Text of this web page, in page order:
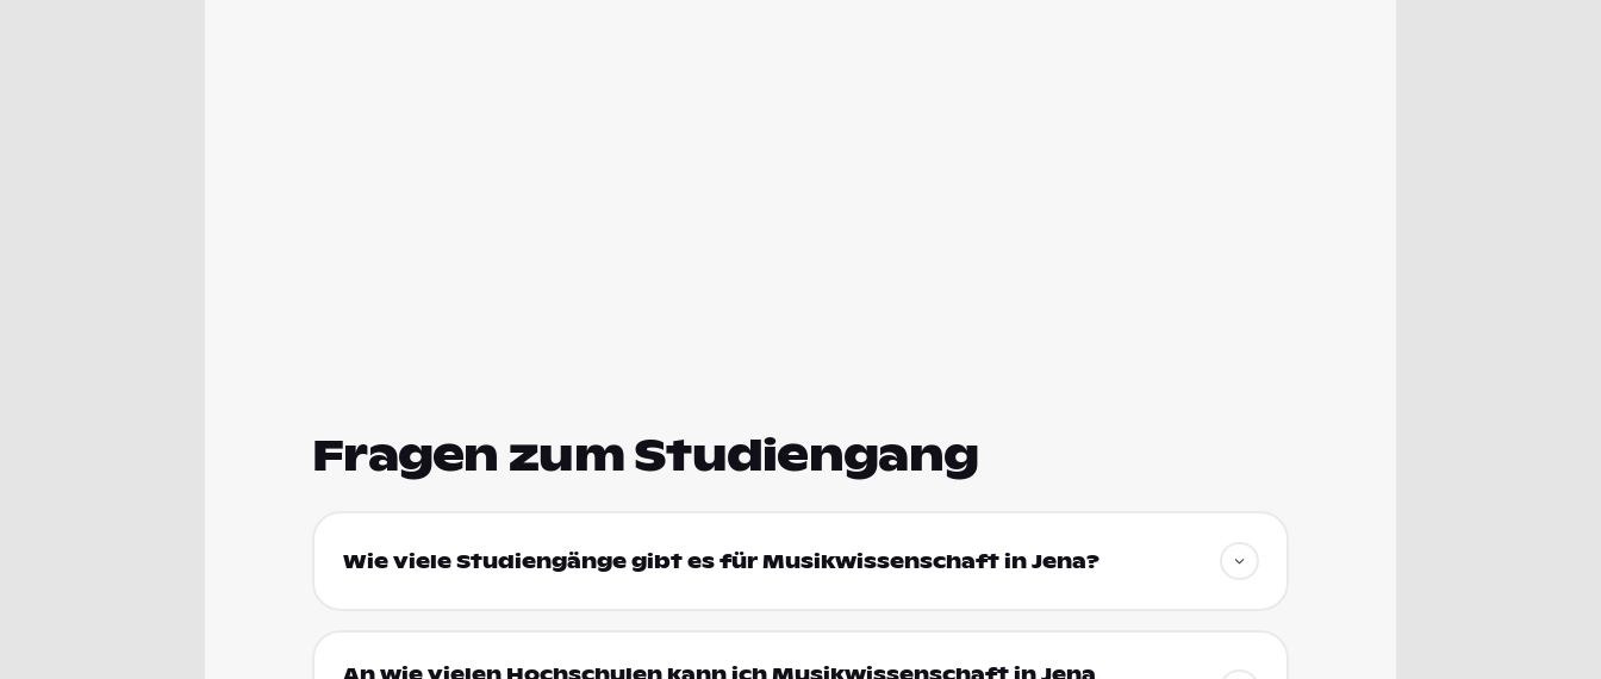
Fragen zum Studiengang
Wie viele Studiengänge gibt es für Musikwissenschaft in Jena?